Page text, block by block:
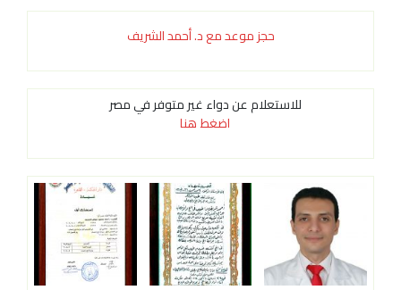
حجز موعد مع د. أحمد الشريف
للاستعلام عن دواء غير متوفر في مصر
اضغط هنا